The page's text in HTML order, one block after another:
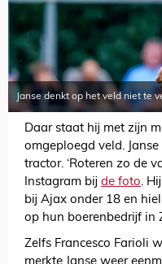
Janse denkt op het veld niet te
Daar staat hij met zijn
omgeploegd veld.
tractor. ‘Roteren zo de
Instagram bij de foto.
bij Ajax onder 18 en
op hun boerenbedrijf in
Zelfs Francesco Farioli